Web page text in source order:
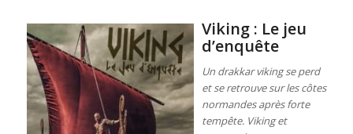
Viking : Le jeu
d’enquête
Un drakkar viking se perd
et se retrouve sur les côtes
normandes après forte
tempête. Viking et